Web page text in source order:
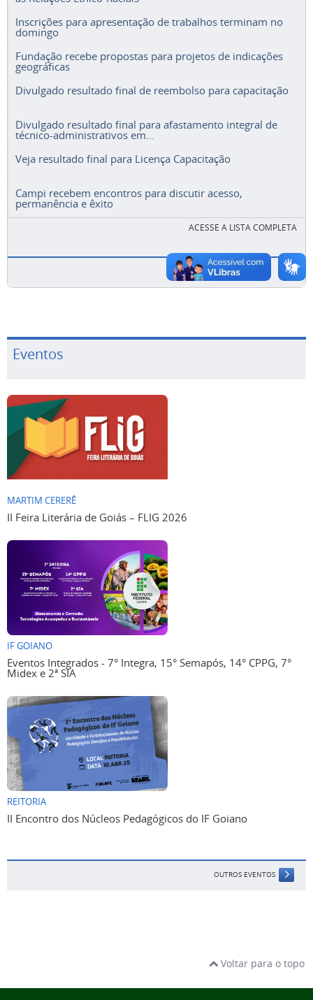
Inscrições para apresentação de trabalhos terminam no
domingo
Fundação recebe propostas para projetos de indicações
geográficas
Divulgado resultado final de reembolso para capacitação
Divulgado resultado final para afastamento integral de
técnico-administrativos em...
Veja resultado final para Licença Capacitação
Campi recebem encontros para discutir acesso,
permanência e êxito
ACESSE A LISTA COMPLETA
Eventos
MARTIM CERERÊ
II Feira Literária de Goiás – FLIG 2026
IF GOIANO
Eventos Integrados - 7° Integra, 15° Semapós, 14° CPPG, 7°
Midex e 2ª SIA
REITORIA
II Encontro dos Núcleos Pedagógicos do IF Goiano
OUTROS EVENTOS
Voltar para o topo